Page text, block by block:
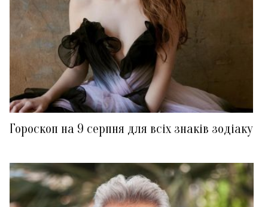
Гороскоп на 9 серпня для всіх знаків зодіаку